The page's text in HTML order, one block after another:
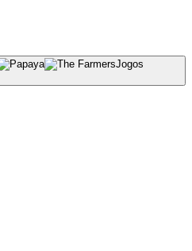
Jogos